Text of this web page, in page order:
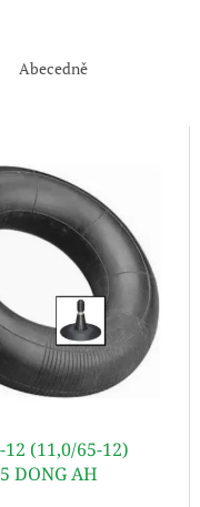
Abecedně
12 (11,0/65-12)
DONG AH